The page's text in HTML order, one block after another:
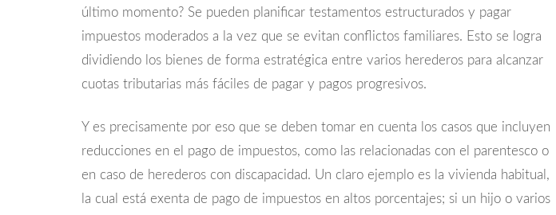
último momento? Se pueden planificar testamentos estructurados y pagar
impuestos moderados a la vez que se evitan conflictos familiares. Esto se logra
dividiendo los bienes de forma estratégica entre varios herederos para alcanzar
cuotas tributarias más fáciles de pagar y pagos progresivos.
Y es precisamente por eso que se deben tomar en cuenta los casos que incluyen
reducciones en el pago de impuestos, como las relacionadas con el parentesco o
en caso de herederos con discapacidad. Un claro ejemplo es la vivienda habitual,
la cual está exenta de pago de impuestos en altos porcentajes; si un hijo o varios